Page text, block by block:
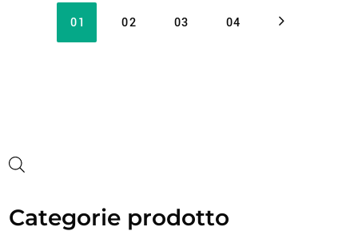
01 02 03 04
Categorie prodotto